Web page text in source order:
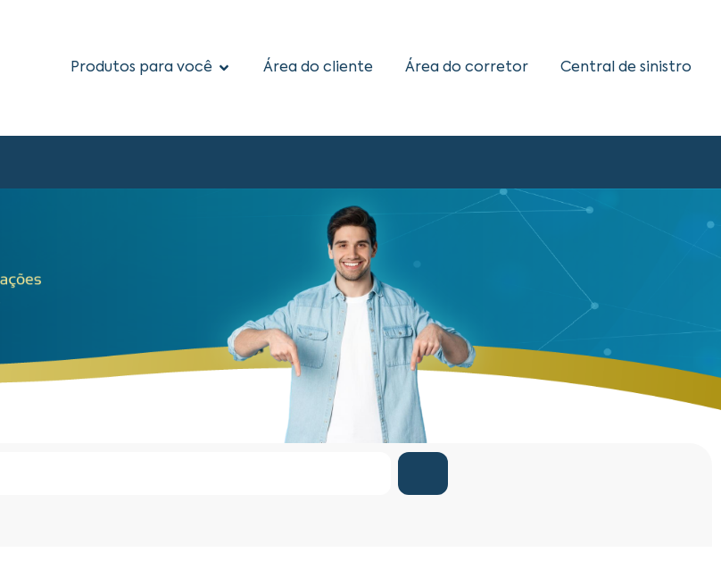
Produtos para você Área do cliente Área do corretor Central de sinistro